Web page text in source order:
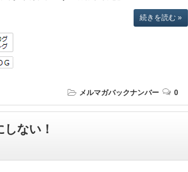
続きを読む »
メルマガバックナンバー 0
ない！